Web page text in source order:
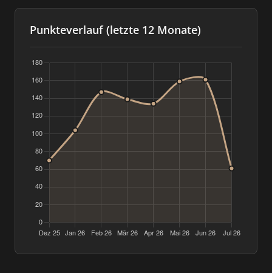
Punkteverlauf (letzte 12 Monate)